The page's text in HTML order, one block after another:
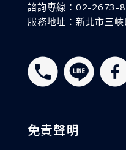
諮詢專線：02-2673-
服務地址：新北市三
免責聲明